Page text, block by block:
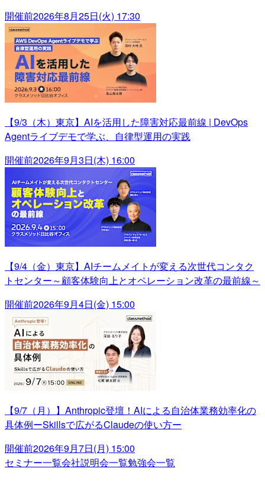
開催前2026年8月25日(火) 17:30
【9/3（木）東京】AIを活用した障害対応最前線 | DevOps
Agentライブデモで学ぶ、自律型運用の実践
開催前2026年9月3日(木) 16:00
【9/4（金）東京】AIチームメイトが変える次世代コンタク
トセンター～顧客体験向上とオペレーション改革の最前線～
開催前2026年9月4日(金) 15:00
【9/7（月）】Anthropic登壇！AIによる自治体業務効率化の
具体例ーSkillsで広がるClaudeの使い方ー
開催前2026年9月7日(月) 15:00
セミナー一覧会社説明会一覧勉強会一覧